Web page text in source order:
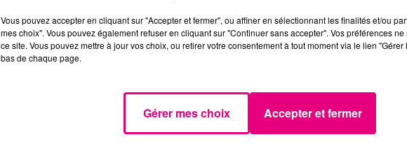
Le Plein de Hits
Vous pouvez accepter en cliquant sur "Accepter et fermer", ou affiner en sélectionnant les finalités et/ou
mes choix". Vous pouvez également refuser en cliquant sur "Continuer sans accepter". Vos préférences
ce site. Vous pouvez mettre à jour vos choix, ou retirer votre consentement à tout moment via le lien
bas de chaque page.
Gérer mes choix Accepter et fermer